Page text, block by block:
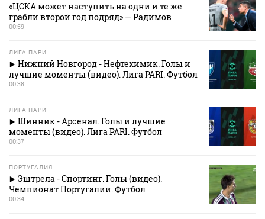
«ЦСКА может наступить на одни и те же
грабли второй год подряд» — Радимов
00:59
ЛИГА ПАРИ
Нижний Новгород - Нефтехимик. Голы и
лучшие моменты (видео). Лига PARI. Футбол
00:38
ЛИГА ПАРИ
Шинник - Арсенал. Голы и лучшие
моменты (видео). Лига PARI. Футбол
00:37
ПОРТУГАЛИЯ
Эштрела - Спортинг. Голы (видео).
Чемпионат Португалии. Футбол
00:34